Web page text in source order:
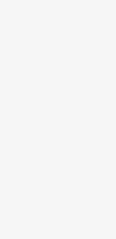
adipisicing elit, sed do
aliqua. Ut enim ad